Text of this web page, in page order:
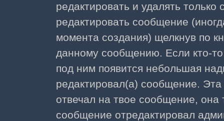
редактировать и удалять
редактировать сообщение
момента создания) щелкнув по
данному сообщению. Если кто-
под ним появится небольшая
редактировал(а) сообщение. Эта
отвечал на твое сообщение, она
сообщение отредактировал